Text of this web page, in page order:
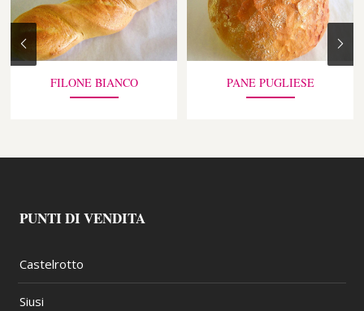
FILONE BIANCO PANE PUGLIESE
PUNTI DI VENDITA
Castelrotto
Siusi